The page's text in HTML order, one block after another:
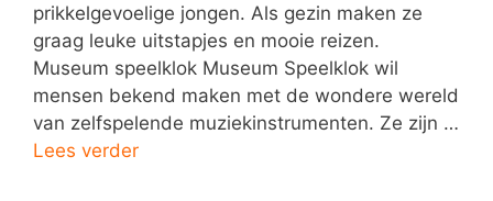
prikkelgevoelige jongen. Als gezin maken ze
graag leuke uitstapjes en mooie reizen.
Museum speelklok Museum Speelklok wil
mensen bekend maken met de wondere wereld
van zelfspelende muziekinstrumenten. Ze zijn …
Lees verder